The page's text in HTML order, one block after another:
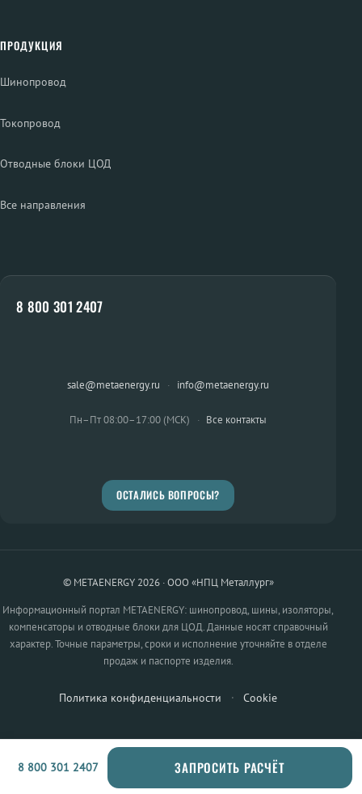
ПРОДУКЦИЯ
Шинопровод
Токопровод
Отводные блоки ЦОД
Все направления
8 800 301 2407
sale@metaenergy.ru · info@metaenergy.ru
Пн–Пт 08:00–17:00 (МСК) · Все контакты
ОСТАЛИСЬ ВОПРОСЫ?
© METAENERGY 2026 · ООО «НПЦ Металлург»
Информационный портал METAENERGY: шинопровод, шины, изоляторы,
компенсаторы и отводные блоки для ЦОД. Данные носят справочный
характер. Точные параметры, сроки и исполнение уточняйте в отделе
продаж и паспорте изделия.
Политика конфиденциальности · Cookie
8 800 301 2407 ЗАПРОСИТЬ РАСЧЁТ